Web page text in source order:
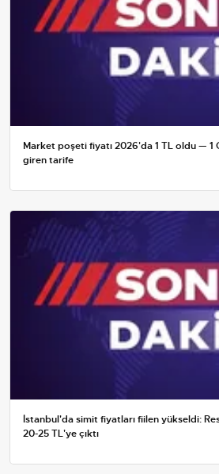
Market poşeti fiyatı 2026'da 1 TL oldu —
giren tarife
İstanbul'da simit fiyatları fiilen yükseldi:
20-25 TL'ye çıktı